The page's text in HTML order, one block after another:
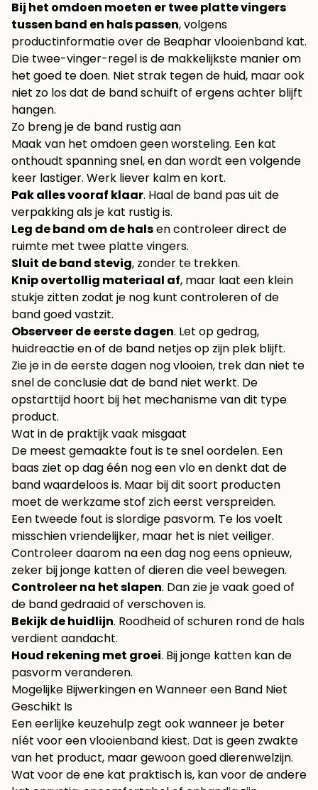
Bij het omdoen moeten er twee platte vingers
tussen band en hals passen, volgens
productinformatie over de Beaphar vlooienband kat.
Die twee-vinger-regel is de makkelijkste manier om
het goed te doen. Niet strak tegen de huid, maar ook
niet zo los dat de band schuift of ergens achter blijft
hangen.
Zo breng je de band rustig aan
Maak van het omdoen geen worsteling. Een kat
onthoudt spanning snel, en dan wordt een volgende
keer lastiger. Werk liever kalm en kort.
Pak alles vooraf klaar. Haal de band pas uit de
verpakking als je kat rustig is.
Leg de band om de halsen controleer direct de
ruimte met twee platte vingers.
Sluit de band stevig, zonder te trekken.
Knip overtollig materiaal af, maar laat een klein
stukje zitten zodat je nog kunt controleren of de
band goed vastzit.
Observeer de eerste dagen. Let op gedrag,
huidreactie en of de band netjes op zijn plek blijft.
Zie je in de eerste dagen nog vlooien, trek dan niet te
snel de conclusie dat de band niet werkt. De
opstarttijd hoort bij het mechanisme van dit type
product.
Wat in de praktijk vaak misgaat
De meest gemaakte fout is te snel oordelen. Een
baas ziet op dag één nog een vlo en denkt dat de
band waardeloos is. Maar bij dit soort producten
moet de werkzame stof zich eerst verspreiden.
Een tweede fout is slordige pasvorm. Te los voelt
misschien vriendelijker, maar het is niet veiliger.
Controleer daarom na een dag nog eens opnieuw,
zeker bij jonge katten of dieren die veel bewegen.
Controleer na het slapen. Dan zie je vaak goed of
de band gedraaid of verschoven is.
Bekijk de huidlijn. Roodheid of schuren rond de hals
verdient aandacht.
Houd rekening met groei. Bij jonge katten kan de
pasvorm veranderen.
Mogelijke Bijwerkingen en Wanneer een Band Niet
Geschikt Is
Een eerlijke keuzehulp zegt ook wanneer je beter
níét voor een vlooienband kiest. Dat is geen zwakte
van het product, maar gewoon goed dierenwelzijn.
Wat voor de ene kat praktisch is, kan voor de andere